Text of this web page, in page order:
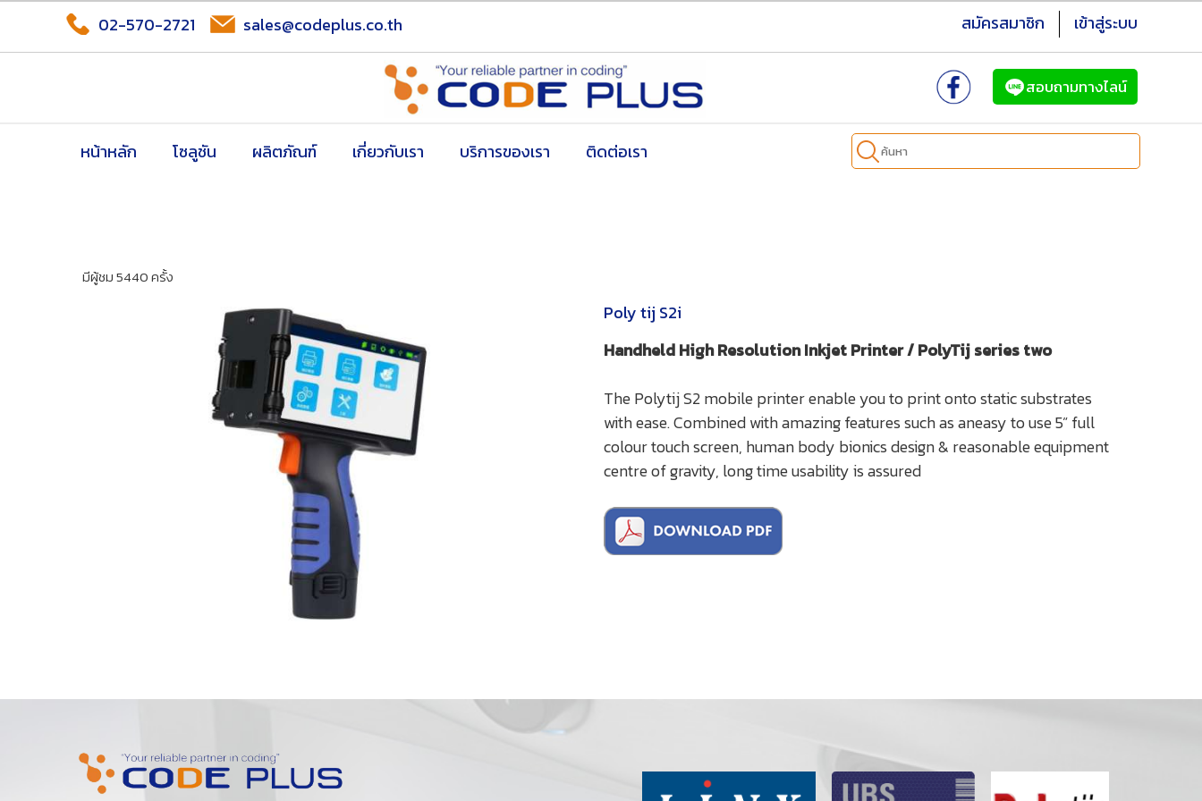
02-570-2721 sales@codeplus.co.th สมัครสมาชิก เข้าสู่ระบบ
สอบถามทางไลน์
หน้าหลัก โซลูชัน ผลิตภัณฑ์ เกี่ยวกับเรา บริการของเรา ติดต่อเรา
มีผู้ชม 5440 ครั้ง
Poly tij S2i
Handheld High Resolution Inkjet Printer / PolyTij series two
The Polytij S2 mobile printer enable you to print onto static substrates
with ease. Combined with amazing features such as aneasy to use 5” full
colour touch screen, human body bionics design & reasonable equipment
centre of gravity, long time usability is assured